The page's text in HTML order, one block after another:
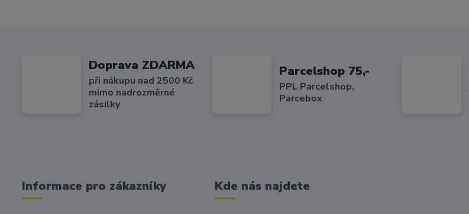
Doprava ZDARMA
při nákupu nad 2500 Kč
mimo nadrozměrné
zásilky
Parcelshop 75,-
PPL Parcelshop,
Parcebox
Informace pro zákazníky Kde nás najdete